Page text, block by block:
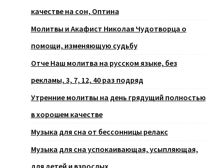
качестве на сон, Оптина
Молитвы и Акафист Николая Чудотворца о
помощи, изменяющую судьбу
Отче Наш молитва на русском языке, без
рекламы, 3, 7, 12, 40 раз подряд
Утренние молитвы на день грядущий полностью
в хорошем качестве
Музыка для сна от бессонницы релакс
Музыка для сна успокаивающая, усыпляющая,